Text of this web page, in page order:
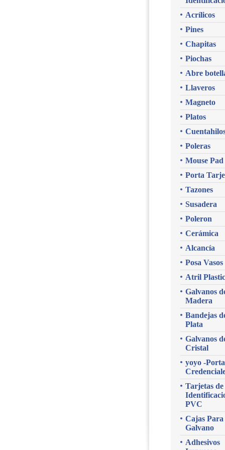
Acrílicos
Pines
Chapitas
Piochas
Abre
Llaveros
Magneto
Platos
Poleras
Mouse Pad
Porta
Tazones
Susadera
Poleron
Cerámica
Alcancía
Posa Vasos
Atril
Galvanos
Madera
Bandejas
Plata
Galvanos
Cristal
yoyo -Porta
Tarjetas de
PVC
Cajas Para
Galvano
Adhesivos